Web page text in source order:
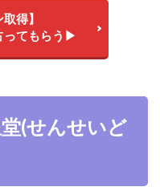
得】
ってもらう▶
(せんせいど